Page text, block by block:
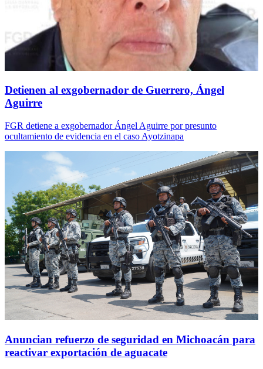
Detienen al exgobernador de Guerrero, Ángel
Aguirre
FGR detiene a exgobernador Ángel Aguirre por presunto
ocultamiento de evidencia en el caso Ayotzinapa
Anuncian refuerzo de seguridad en Michoacán para
reactivar exportación de aguacate